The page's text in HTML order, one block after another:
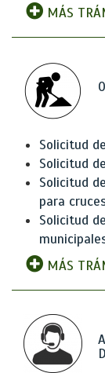
MÁS
Solicitud
Solicitud
Solicitud
para
Solicitud
MÁS